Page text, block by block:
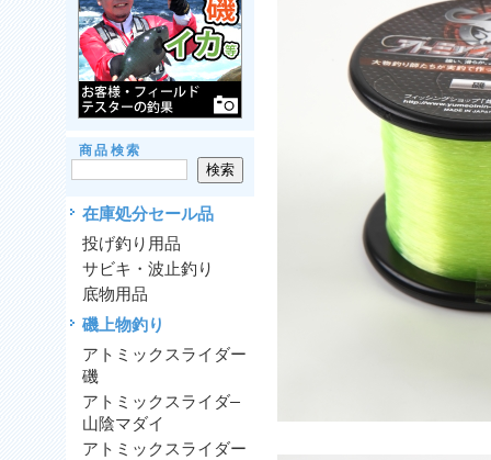
商品検索
在庫処分セール品
投げ釣り用品
サビキ・波止釣り
底物用品
磯上物釣り
アトミックスライダー
磯
アトミックスライダ―
山陰マダイ
アトミックスライダー